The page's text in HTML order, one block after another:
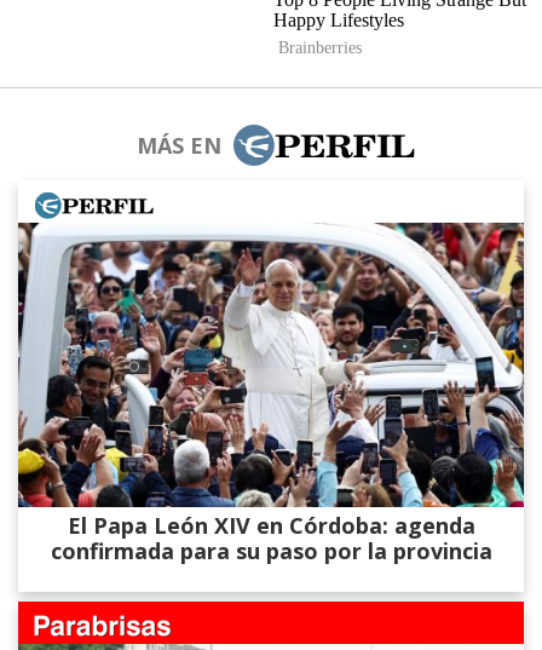
MÁS EN
El Papa León XIV en Córdoba: agenda
confirmada para su paso por la provincia